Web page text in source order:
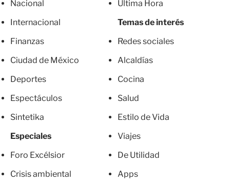
Nacional
Internacional
Finanzas
Ciudad de México
Deportes
Espectáculos
Sintetika
Especiales
Foro Excélsior
Crisis ambiental
Última Hora
Temas de interés
Redes sociales
Alcaldías
Cocina
Salud
Estilo de Vida
Viajes
De Utilidad
Apps